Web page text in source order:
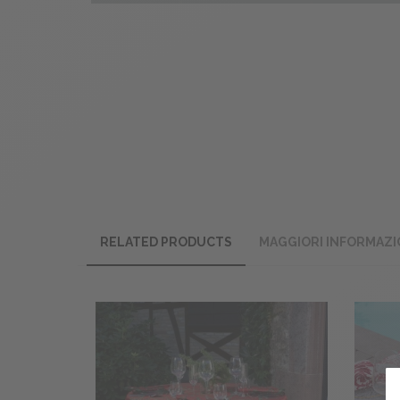
RELATED PRODUCTS MAGGIORI